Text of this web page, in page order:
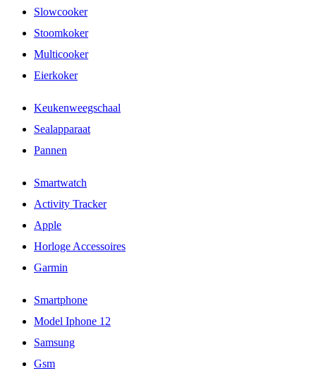
Slowcooker
Stoomkoker
Multicooker
Eierkoker
Keukenweegschaal
Sealapparaat
Pannen
Smartwatch
Activity Tracker
Apple
Horloge Accessoires
Garmin
Smartphone
Model Iphone 12
Samsung
Gsm